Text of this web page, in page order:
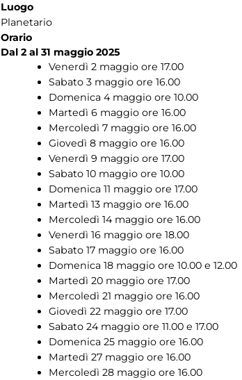
Luogo
Planetario
Orario
Dal 2 al 31 maggio 2025
Venerdì 2 maggio ore 17.00
Sabato 3 maggio ore 16.00
Domenica 4 maggio ore 10.00
Martedì 6 maggio ore 16.00
Mercoledì 7 maggio ore 16.00
Giovedì 8 maggio ore 16.00
Venerdì 9 maggio ore 17.00
Sabato 10 maggio ore 10.00
Domenica 11 maggio ore 17.00
Martedì 13 maggio ore 16.00
Mercoledì 14 maggio ore 16.00
Venerdì 16 maggio ore 18.00
Sabato 17 maggio ore 16.00
Domenica 18 maggio ore 10.00 e 12.00
Martedì 20 maggio ore 17.00
Mercoledì 21 maggio ore 16.00
Giovedì 22 maggio ore 17.00
Sabato 24 maggio ore 11.00 e 17.00
Domenica 25 maggio ore 16.00
Martedì 27 maggio ore 16.00
Mercoledì 28 maggio ore 16.00